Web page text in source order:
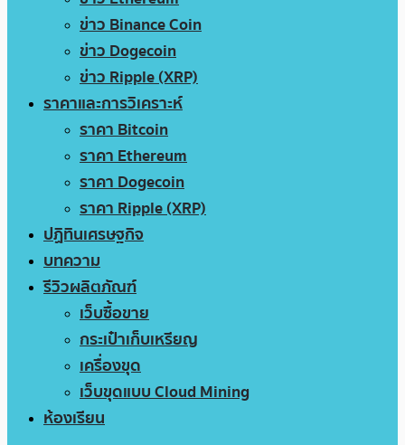
ข่าว Binance Coin
ข่าว Dogecoin
ข่าว Ripple (XRP)
ราคาและการวิเคราะห์
ราคา Bitcoin
ราคา Ethereum
ราคา Dogecoin
ราคา Ripple (XRP)
ปฏิทินเศรษฐกิจ
บทความ
รีวิวผลิตภัณฑ์
เว็บซื้อขาย
กระเป๋าเก็บเหรียญ
เครื่องขุด
เว็บขุดแบบ Cloud Mining
ห้องเรียน